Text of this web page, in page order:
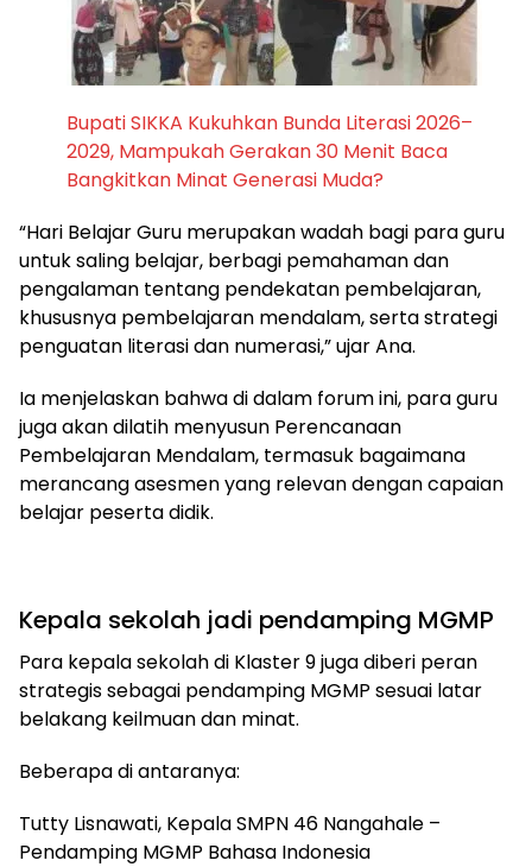
Bupati SIKKA Kukuhkan Bunda Literasi 2026–
2029, Mampukah Gerakan 30 Menit Baca
Bangkitkan Minat Generasi Muda?
“Hari Belajar Guru merupakan wadah bagi para guru
untuk saling belajar, berbagi pemahaman dan
pengalaman tentang pendekatan pembelajaran,
khususnya pembelajaran mendalam, serta strategi
penguatan literasi dan numerasi,” ujar Ana.
Ia menjelaskan bahwa di dalam forum ini, para guru
juga akan dilatih menyusun Perencanaan
Pembelajaran Mendalam, termasuk bagaimana
merancang asesmen yang relevan dengan capaian
belajar peserta didik.
Kepala sekolah jadi pendamping MGMP
Para kepala sekolah di Klaster 9 juga diberi peran
strategis sebagai pendamping MGMP sesuai latar
belakang keilmuan dan minat.
Beberapa di antaranya:
Tutty Lisnawati, Kepala SMPN 46 Nangahale –
Pendamping MGMP Bahasa Indonesia